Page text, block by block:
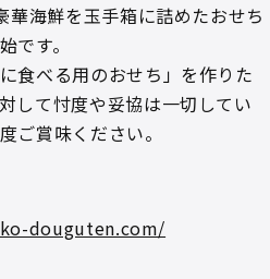
海鮮を玉手箱に詰めたおせち
です。
食べる用のおせち」を作りた
して忖度や妥協は一切してい
ご賞味ください。
douguten.com/